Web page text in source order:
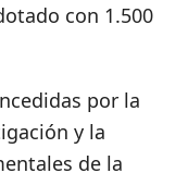
con 1.500
por la
y la
de la